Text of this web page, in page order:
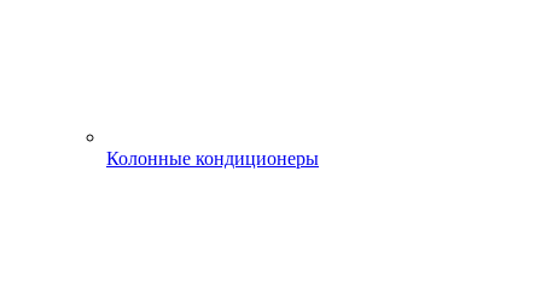
Колонные кондиционеры